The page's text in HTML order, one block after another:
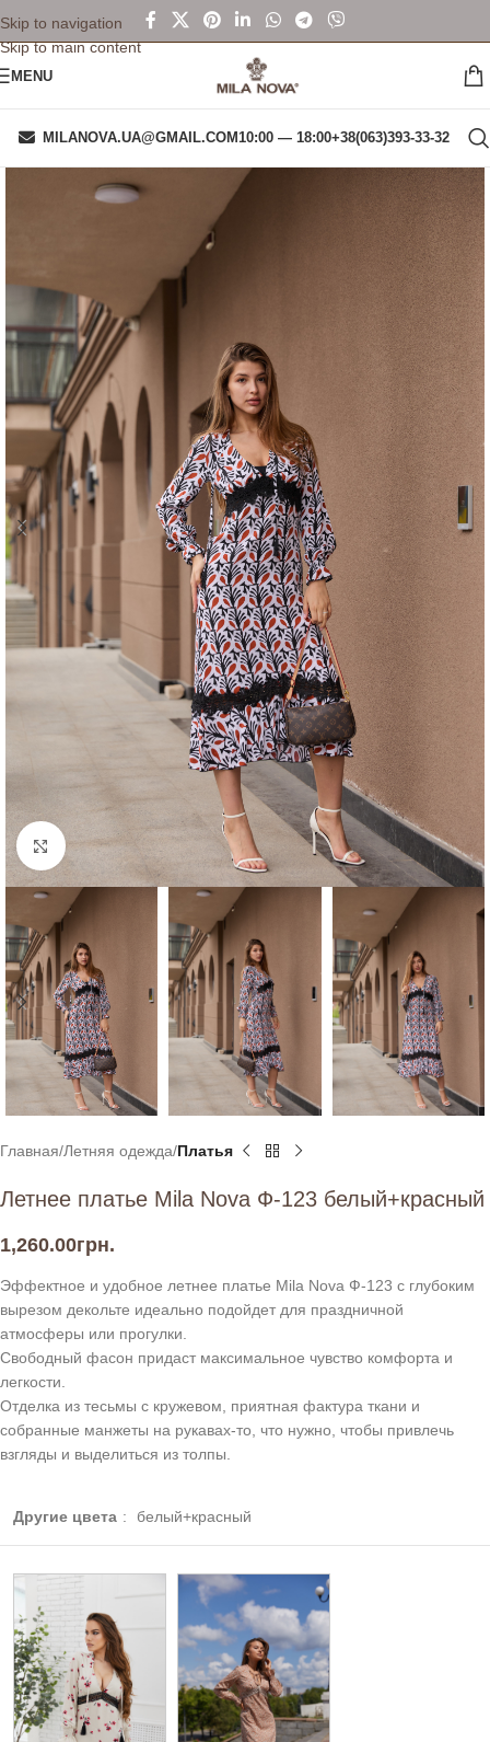
Skip to navigation
Skip to main content
MENU
MILANOVA.UA@GMAIL.COM10:00 — 18:00+38(063)393-33-32
Click to enlarge
Главная Летняя одежда Платья
Летнее платье Mila Nova Ф-123 белый+красный
1,260.00грн.
Эффектное и удобное летнее платье Mila Nova Ф-123 с глубоким
вырезом декольте идеально подойдет для праздничной
атмосферы или прогулки.
Свободный фасон придаст максимальное чувство комфорта и
легкости.
Отделка из тесьмы с кружевом, приятная фактура ткани и
собранные манжеты на рукавах-то, что нужно, чтобы привлечь
взгляды и выделиться из толпы.
Другие цвета : белый+красный